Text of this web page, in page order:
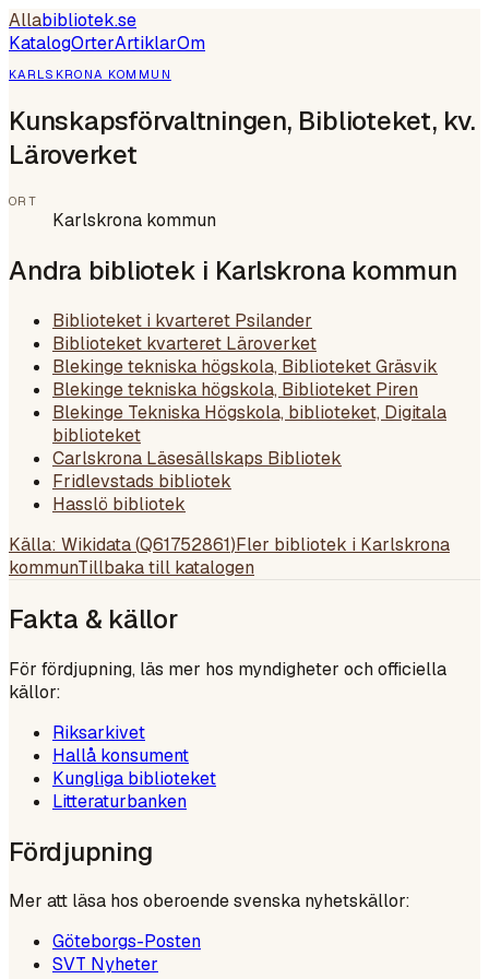
Allabibliotek.se
KatalogOrterArtiklarOm
KARLSKRONA KOMMUN
Kunskapsförvaltningen, Biblioteket, kv.
Läroverket
ORT
Karlskrona kommun
Andra bibliotek i Karlskrona kommun
Biblioteket i kvarteret Psilander
Biblioteket kvarteret Läroverket
Blekinge tekniska högskola, Biblioteket Gräsvik
Blekinge tekniska högskola, Biblioteket Piren
Blekinge Tekniska Högskola, biblioteket, Digitala
biblioteket
Carlskrona Läsesällskaps Bibliotek
Fridlevstads bibliotek
Hasslö bibliotek
Källa: Wikidata (Q61752861)Fler bibliotek i Karlskrona
kommunTillbaka till katalogen
Fakta & källor
För fördjupning, läs mer hos myndigheter och officiella
källor:
Riksarkivet
Hallå konsument
Kungliga biblioteket
Litteraturbanken
Fördjupning
Mer att läsa hos oberoende svenska nyhetskällor:
Göteborgs-Posten
SVT Nyheter